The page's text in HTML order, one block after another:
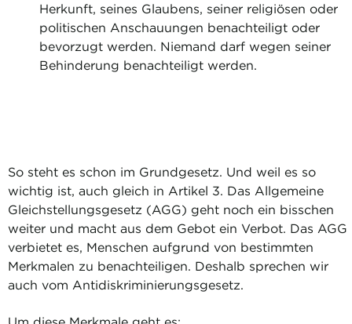
Herkunft, seines Glaubens, seiner religiösen oder
politischen Anschauungen benachteiligt oder
bevorzugt werden. Niemand darf wegen seiner
Behinderung benachteiligt werden.
So steht es schon im Grundgesetz. Und weil es so
wichtig ist, auch gleich in Artikel 3. Das Allgemeine
Gleichstellungsgesetz (AGG) geht noch ein bisschen
weiter und macht aus dem Gebot ein Verbot. Das AGG
verbietet es, Menschen aufgrund von bestimmten
Merkmalen zu benachteiligen. Deshalb sprechen wir
auch vom Antidiskriminierungsgesetz.